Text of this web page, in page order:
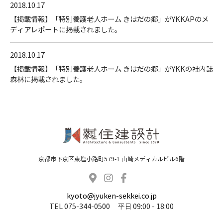
2018.10.17
【掲載情報】「特別養護老人ホーム きはだの郷」がYKKAPのメ
ディアレポートに掲載されました。
2018.10.17
【掲載情報】「特別養護老人ホーム きはだの郷」がYKKの社内誌
森林に掲載されました。
京都市下京区東塩小路町579-1 山崎メディカルビル6階
kyoto@jyuken-sekkei.co.jp
TEL075-344-0500 平日 09:00 - 18:00